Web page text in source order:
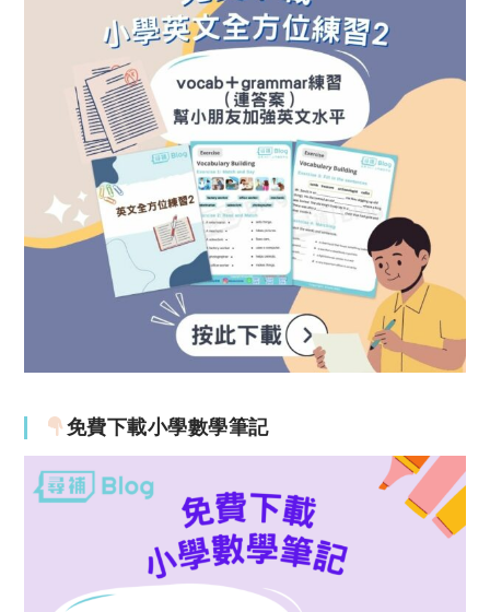
免費下載小學數學筆記